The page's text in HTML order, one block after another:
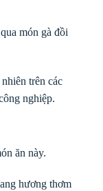
món gà đồi
trên các
nghiệp.
ăn này.
hương thơm